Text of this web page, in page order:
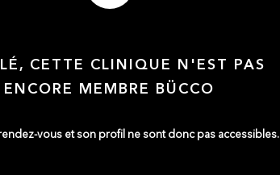
CETTE CLINIQUE N'EST PAS
ENCORE MEMBRE BÜCCO
vous et son profil ne sont donc pas accessibles.